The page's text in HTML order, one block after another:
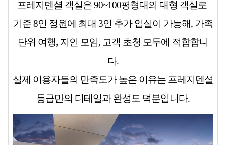
프레지덴셜 객실은 90~100평형대의 대형 객실로
기준 8인 정원에 최대 3인 추가 입실이 가능해, 가족
단위 여행, 지인 모임, 고객 초청 모두에 적합합니
다.
실제 이용자들의 만족도가 높은 이유는 프레지덴셜
등급만의 디테일과 완성도 덕분입니다.